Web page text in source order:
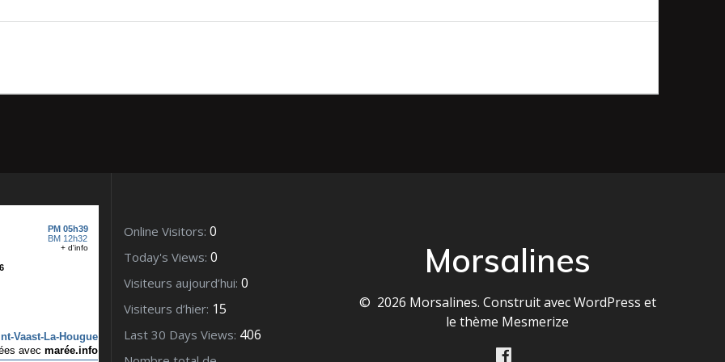
Online Visitors: 0
Today's Views: 0
Visiteurs aujourd’hui: 0
Visiteurs d’hier: 15
Last 30 Days Views: 406
Morsalines
© 2026 Morsalines. Construit avec WordPress et
lethème Mesmerize